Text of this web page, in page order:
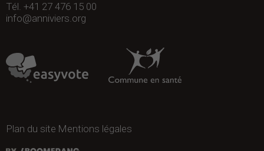
Tél. +41 27 476 15 00
info@anniviers.org
Plan du site Mentions légales